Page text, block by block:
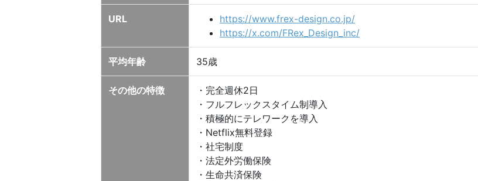
URL
https://www.frex-design.co.jp/
https://x.com/FRex_Design_inc/
平均年齢 35歳
その他の特徴
・完全週休2日
・フルフレックスタイム制導入
・積極的にテレワークを導入
・Netflix無料登録
・社宅制度
・法定外労働保険
・生命共済保険